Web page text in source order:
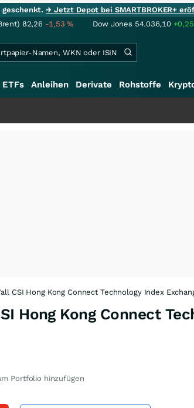
geschenkt.→ Jetzt Depot bei SMARTBROKER+
82,26 -1,53% Dow Jones 54.036,10
ETFs Anleihen Derivate Rohstoffe
CSI Hong Kong Connect Technology Index
Hong Kong Connect
Portfolio hinzufügen